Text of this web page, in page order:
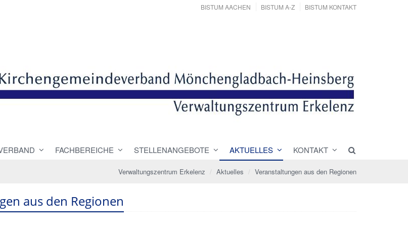
BISTUM AACHEN BISTUM A-Z BISTUM KONTAKT
FACHBEREICHE STELLENANGEBOTE AKTUELLES KONTAKT
Verwaltungszentrum Erkelenz Aktuelles Veranstaltungen aus den Regionen
aus den Regionen